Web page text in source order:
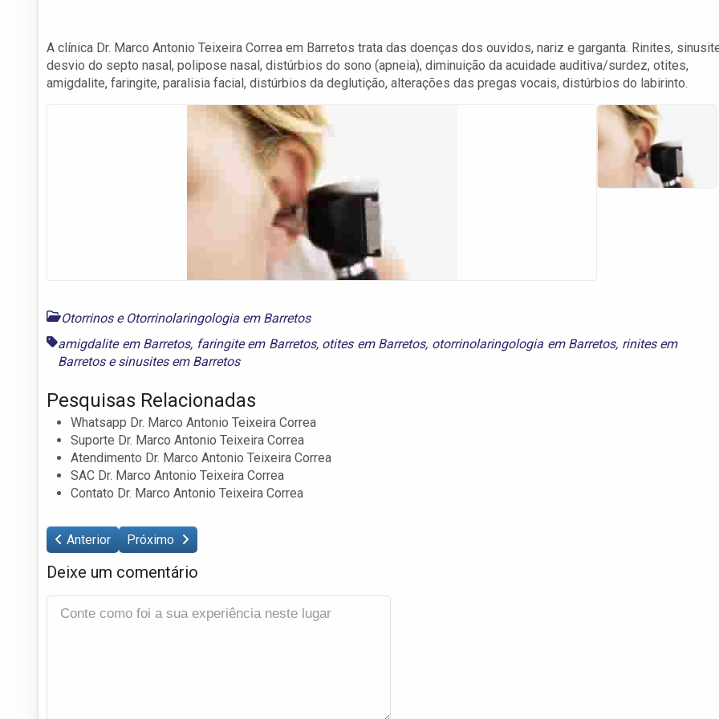
A clínica Dr. Marco Antonio Teixeira Correa em Barretos trata das doenças dos ouvidos, nariz e garganta. Rinites,
desvio do septo nasal, polipose nasal, distúrbios do sono (apneia), diminuição da acuidade auditiva/surdez, otites,
amigdalite, faringite, paralisia facial, distúrbios da deglutição, alterações das pregas vocais, distúrbios do labirinto.
Otorrinos e Otorrinolaringologia em Barretos
amigdalite em Barretos, faringite em Barretos, otites em Barretos, otorrinolaringologia em Barretos, rinites em
Barretosesinusites em Barretos
Pesquisas Relacionadas
Whatsapp Dr. Marco Antonio Teixeira Correa
Suporte Dr. Marco Antonio Teixeira Correa
Atendimento Dr. Marco Antonio Teixeira Correa
SAC Dr. Marco Antonio Teixeira Correa
Contato Dr. Marco Antonio Teixeira Correa
Anterior Próximo
Deixe um comentário